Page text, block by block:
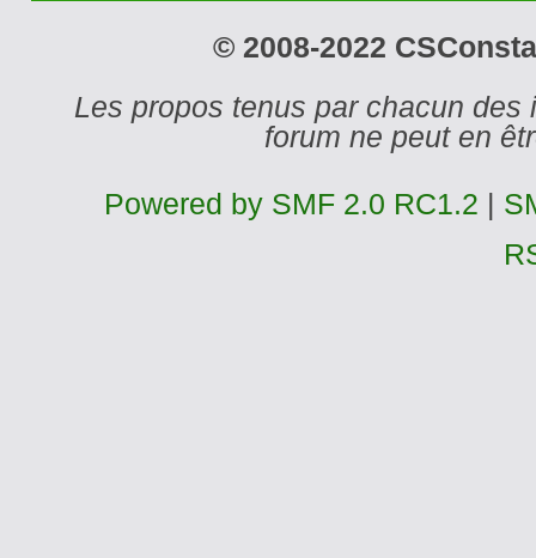
© 2008-2022
Les propos tenus par chacun
forum ne peut en
Powered by SMF 2.0 RC1.2 |